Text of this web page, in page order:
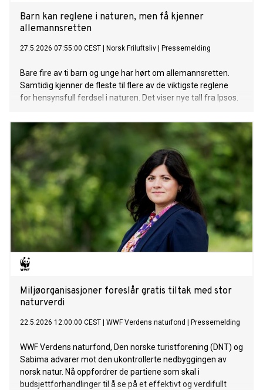
Barn kan reglene i naturen, men få kjenner
allemannsretten
27.5.2026 07:55:00 CEST Norsk Friluftsliv Pressemelding
Bare fire av ti barn og unge har hørt om allemannsretten.
Samtidig kjenner de fleste til flere av de viktigste reglene
for hensynsfull ferdsel i naturen. Det viser nye tall fra Ipsos.
Miljøorganisasjoner foreslår gratis tiltak med stor
naturverdi
22.5.2026 12:00:00 CEST WWF Verdens naturfond Pressemelding
WWF Verdens naturfond, Den norske turistforening (DNT) og
Sabima advarer mot den ukontrollerte nedbyggingen av
norsk natur. Nå oppfordrer de partiene som skal i
budsjettforhandlinger til å se på et effektivt og verdifullt